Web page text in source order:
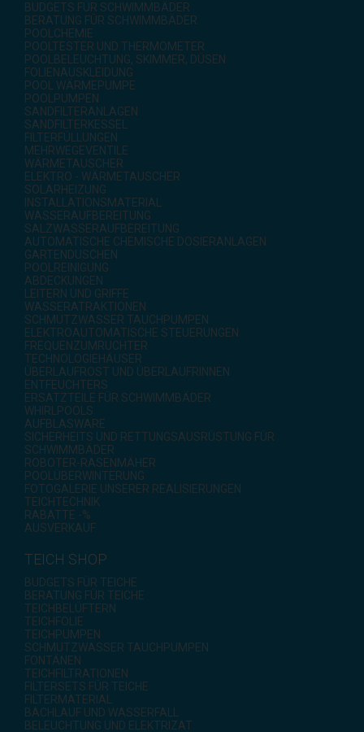
BUDGETS FÜR SCHWIMMBÄDER
BERATUNG FÜR SCHWIMMBÄDER
POOLCHEMIE
POOLTESTER UND THERMOMETER
POOLBELEUCHTUNG, SKIMMER, DÜSEN
FOLIENAUSKLEIDUNG
POOL WÄRMEPUMPE
POOLPUMPEN
SANDFILTERANLAGEN
SANDFILTERKESSEL
FILTERFÜLLUNGEN
MEHRWEGEVENTILE
WÄRMETAUSCHER
ELEKTRO - WÄRMETAUSCHER
SOLARHEIZUNG
INSTALLATIONSMATERIAL
WASSERAUFBEREITUNG
SALZWASSERAUFBEREITUNG
AUTOMATISCHE CHEMISCHE DOSIERANLAGEN
GARTENDUSCHEN
POOLREINIGUNG
ABDECKUNGEN
LEITERN UND GRIFFE
WASSERATRAKTIONEN
SCHMUTZWASSER TAUCHPUMPEN
ELEKTROAUTOMATISCHE STEUERUNGEN
FREQUENZUMRUCHTER
TECHNOLOGIEHÄUSER
ÜBERLAUFROST UND ÜBERLAUFRINNEN
ENTFEUCHTERS
ERSATZTEILE FÜR SCHWIMMBÄDER
WHIRLPOOLS
AUFBLASWARE
SICHERHEITS UND RETTUNGSAUSRÜSTUNG FÜR
SCHWIMMBÄDER
ROBOTER-RASENMÄHER
POOLÜBERWINTERUNG
FOTOGALERIE UNSERER REALISIERUNGEN
TEICHTECHNIK
RABATTE -%
AUSVERKAUF
TEICH SHOP
BUDGETS FÜR TEICHE
BERATUNG FÜR TEICHE
TEICHBELÜFTERN
TEICHFOLIE
TEICHPUMPEN
SCHMUTZWASSER TAUCHPUMPEN
FONTÄNEN
TEICHFILTRATIONEN
FILTERSETS FÜR TEICHE
FILTERMATERIAL
BACHLAUF UND WASSERFALL
BELEUCHTUNG UND ELEKTRIZAT